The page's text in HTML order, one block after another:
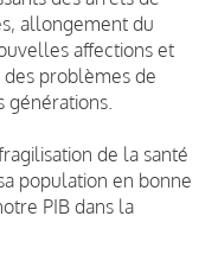
allongement du
affections et
problèmes de
générations.
de la santé
population en bonne
PIB dans la